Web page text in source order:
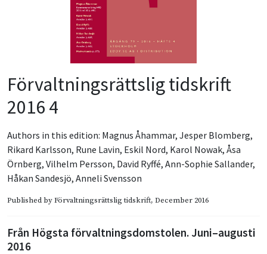
Förvaltningsrättslig tidskrift
2016 4
Authors in this edition: Magnus Åhammar, Jesper Blomberg,
Rikard Karlsson, Rune Lavin, Eskil Nord, Karol Nowak, Åsa
Örnberg, Vilhelm Persson, David Ryffé, Ann-Sophie Sallander,
Håkan Sandesjö, Anneli Svensson
Published byFörvaltningsrättslig tidskrift, December 2016
Från Högsta förvaltningsdomstolen. Juni–augusti
2016